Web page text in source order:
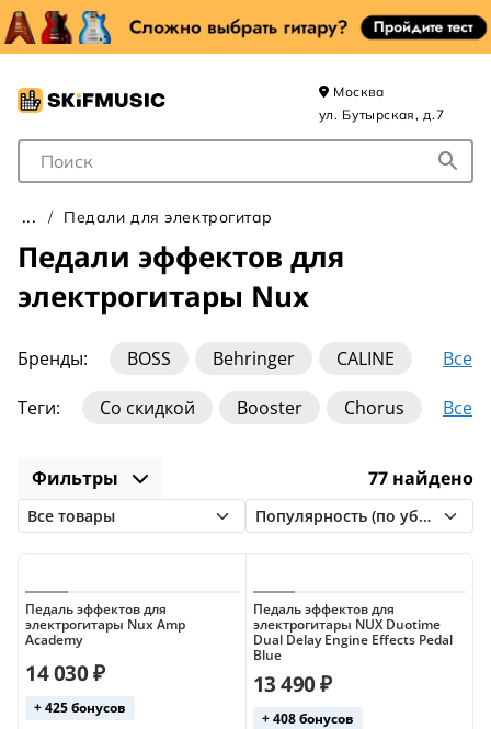
Поле для Поиска
Москва
ул. Бутырская, д.7
Педали для электрогитар
Педали эффектов для
электрогитары Nux
Бренды: Все
BOSS Behringer
CALINE
Carl Martin
Catalinbread
Dunlop
JHS
Joyo
Mooer
Nux
One Control
TC Electronic
Теги: Все
Со скидкой Booster
Chorus
Flanger
Fuzz
Noise Gate
Octaver
Overdrive Phaser
Reverb
Фильтры 77 найдено
Педаль эффектов для
электрогитары Nux Amp
Academy
14 030 ₽
+ 425 бонусов
Педаль эффектов для
электрогитары NUX Duotime
Dual Delay Engine Effects Pedal
Blue
13 490 ₽
+ 408 бонусов